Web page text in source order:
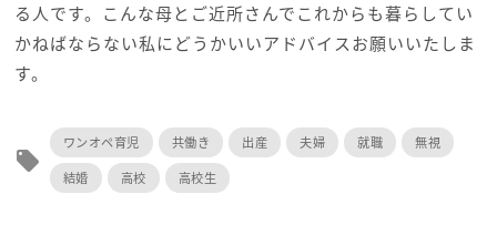
る人です。こんな母とご近所さんでこれからも暮らしてい
かねばならない私にどうかいいアドバイスお願いいたしま
す。
local_offer
ワンオペ育児 共働き 出産 夫婦 就職
無視
結婚
高校 高校生